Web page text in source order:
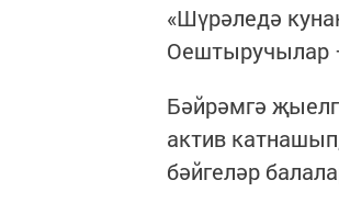
«Шүрәледә
Оештыручылар
Бәйрәмгә
актив
бәйгеләр